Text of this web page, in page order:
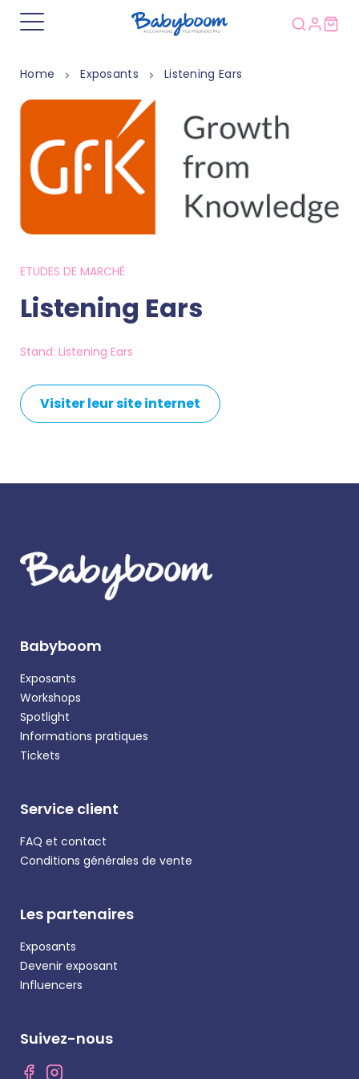
Home Exposants Listening Ears
ETUDES DE MARCHÉ
Listening Ears
Stand: Listening Ears
Visiter leur site internet
Babyboom
Exposants
Workshops
Spotlight
Informations pratiques
Tickets
Service client
FAQ et contact
Conditions générales de vente
Les partenaires
Exposants
Devenir exposant
Influencers
Suivez-nous